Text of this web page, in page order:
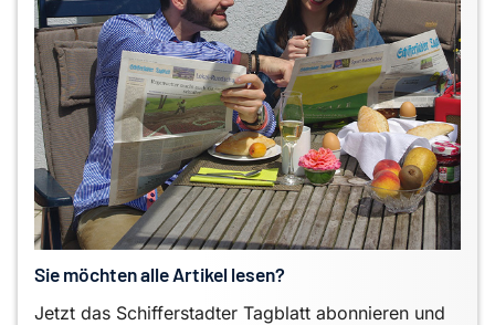
Sie möchten alle Artikel lesen?
Jetzt das Schifferstadter Tagblatt abonnieren und